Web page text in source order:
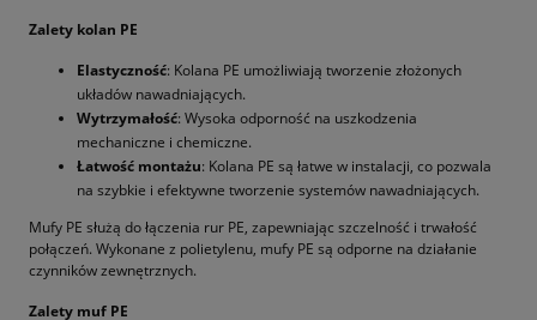
Zalety kolan PE
Elastyczność: Kolana PE umożliwiają tworzenie złożonych
układów nawadniających.
Wytrzymałość: Wysoka odporność na uszkodzenia
mechaniczne i chemiczne.
Łatwość montażu: Kolana PE są łatwe w instalacji, co pozwala
na szybkie i efektywne tworzenie systemów nawadniających.
Mufy PE służą do łączenia rur PE, zapewniając szczelność i trwałość
połączeń. Wykonane z polietylenu, mufy PE są odporne na działanie
czynników zewnętrznych.
Zalety muf PE